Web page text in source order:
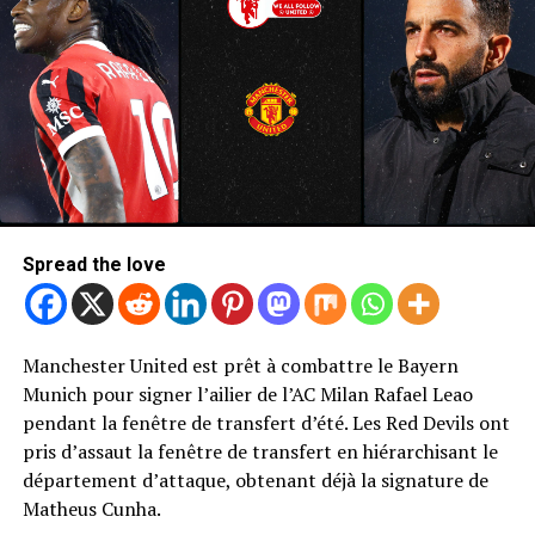
Photo de Mark Leech / Offside / Offside via Getty Images
Newcastle United Retour de Bryan
Mbeumo
Spread the love
Manchester United est prêt à combattre le Bayern
Munich pour signer l’ailier de l’AC Milan Rafael Leao
pendant la fenêtre de transfert d’été. Les Red Devils ont
pris d’assaut la fenêtre de transfert en hiérarchisant le
département d’attaque, obtenant déjà la signature de
Matheus Cunha.